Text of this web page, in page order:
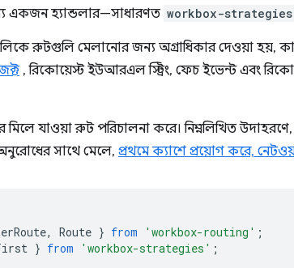
একজন হ্যান্ডলার—সাধারণত workbox-strategies
রুটগুলি মেলানোর জন্য অগ্রাধিকার দেওয়া হয়,
, রিকোয়েস্ট ইউআরএল স্ট্রিং, ফেচ ইভেন্ট এবং
মিলে যাওয়া রুট পরিচালনা করে। নিম্নলিখিত
সাথে মেলে, প্রথমে ক্যাশে প্রয়োগ করে,
, Route } from 'workbox-routing' ;
} from 'workbox-strategies' ;